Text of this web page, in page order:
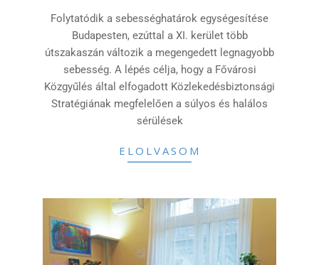
06Folytatódik a sebességhatárok egységesítése
Budapesten, ezúttal a XI. kerület több
útszakaszán változik a megengedett legnagyobb
sebesség. A lépés célja, hogy a Fővárosi
Közgyűlés által elfogadott Közlekedésbiztonsági
Stratégiának megfelelően a súlyos és halálos
sérülések
ELOLVASOM